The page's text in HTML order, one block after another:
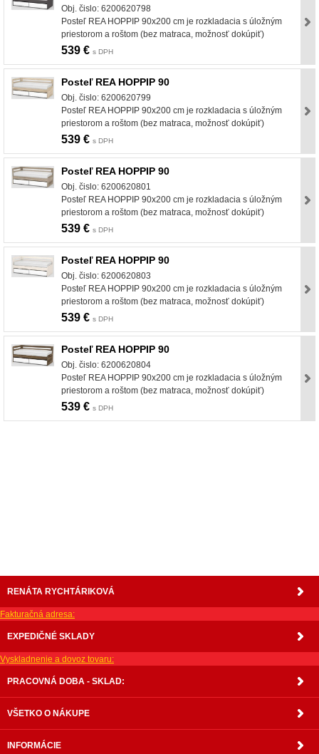
Obj. čislo: 6200620798
Posteľ REA HOPPIP 90x200 cm je rozkladacia s úložným
priestorom a roštom (bez matraca, možnosť dokúpiť)
539 € s DPH
Posteľ REA HOPPIP 90
Obj. čislo: 6200620799
Posteľ REA HOPPIP 90x200 cm je rozkladacia s úložným
priestorom a roštom (bez matraca, možnosť dokúpiť)
539 € s DPH
Posteľ REA HOPPIP 90
Obj. čislo: 6200620801
Posteľ REA HOPPIP 90x200 cm je rozkladacia s úložným
priestorom a roštom (bez matraca, možnosť dokúpiť)
539 € s DPH
Posteľ REA HOPPIP 90
Obj. čislo: 6200620803
Posteľ REA HOPPIP 90x200 cm je rozkladacia s úložným
priestorom a roštom (bez matraca, možnosť dokúpiť)
539 € s DPH
Posteľ REA HOPPIP 90
Obj. čislo: 6200620804
Posteľ REA HOPPIP 90x200 cm je rozkladacia s úložným
priestorom a roštom (bez matraca, možnosť dokúpiť)
539 € s DPH
RENÁTA RYCHTÁRIKOVÁ
Fakturačná adresa:
EXPEDIČNÉ SKLADY
Vyskladnenie a dovoz tovaru:
PRACOVNÁ DOBA - SKLAD:
VŠETKO O NÁKUPE
INFORMÁCIE